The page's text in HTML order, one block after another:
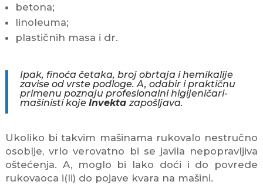
betona;
linoleuma;
plastičnih masa i dr.
Ipak, finoća četaka, broj obrtaja i hemikalije
zavise od vrste podloge. A, odabir i praktičnu
primenu poznaju profesionalni higijeničari-
mašinisti koje Invektazapošljava.
Ukoliko bi takvim mašinama rukovalo nestručno
osoblje, vrlo verovatno bi se javila nepopravljiva
oštećenja. A, moglo bi lako doći i do povrede
rukovaoca i(li) do pojave kvara na mašini.